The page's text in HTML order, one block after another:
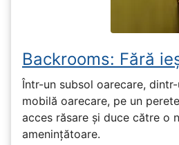
Backrooms: Fără
Într-un subsol oarecare,
mobilă oarecare, pe un
acces răsare și duce către o
amenințătoare.